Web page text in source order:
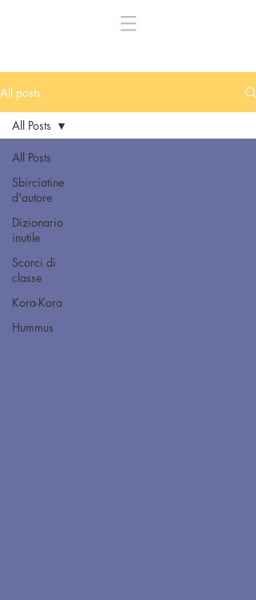
All posts
All Posts
Sbirciatine
d'autore
Dizionario
inutile
Scorci di
classe
Kora-Kora
Hummus
All Posts